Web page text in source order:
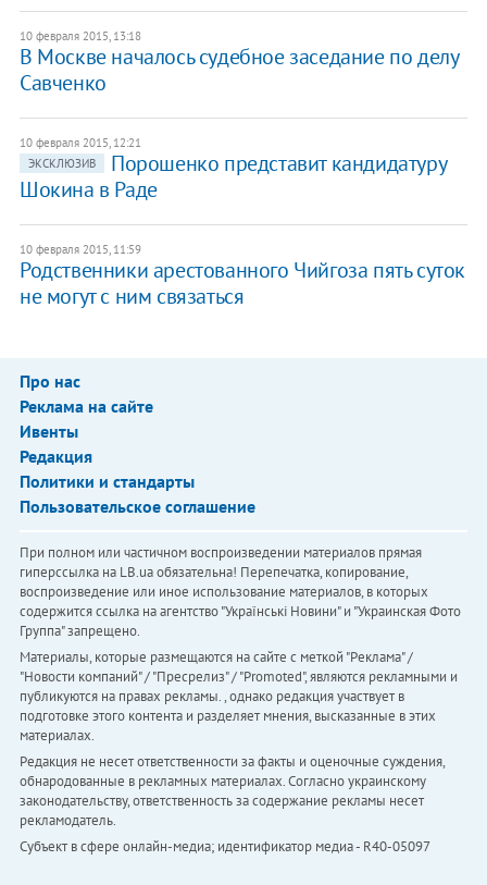
10 февраля 2015, 13:18
В Москве началось судебное заседание по делу
Савченко
10 февраля 2015, 12:21
ЭКСКЛЮЗИВ
Порошенко представит кандидатуру
Шокина в Раде
10 февраля 2015, 11:59
Родственники арестованного Чийгоза пять суток
не могут с ним связаться
Про нас
Реклама на сайте
Ивенты
Редакция
Политики и стандарты
Пользовательское соглашение
При полном или частичном воспроизведении материалов прямая
гиперссылка на LB.ua обязательна! Перепечатка, копирование,
воспроизведение или иное использование материалов, в которых
содержится ссылка на агентство "Українськi Новини" и "Украинская Фото
Группа" запрещено.
Материалы, которые размещаются на сайте с меткой "Реклама" /
"Новости компаний" / "Пресрелиз" / "Promoted", являются рекламными и
публикуются на правах рекламы. , однако редакция участвует в
подготовке этого контента и разделяет мнения, высказанные в этих
материалах.
Редакция не несет ответственности за факты и оценочные суждения,
обнародованные в рекламных материалах. Согласно украинскому
законодательству, ответственность за содержание рекламы несет
рекламодатель.
Субъект в сфере онлайн-медиа; идентификатор медиа - R40-05097